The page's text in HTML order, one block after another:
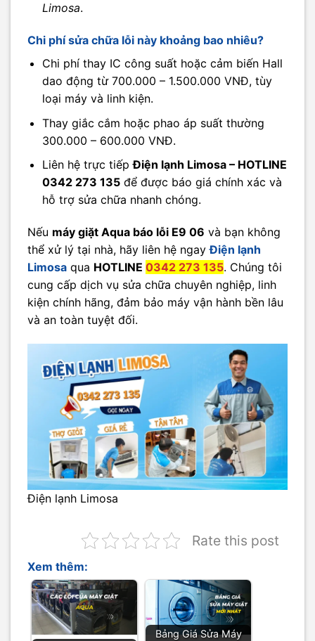
Limosa.
Chi phí sửa chữa lỗi này khoảng bao nhiêu?
Chi phí thay IC công suất hoặc cảm biến Hall
dao động từ 700.000 – 1.500.000 VNĐ, tùy
loại máy và linh kiện.
Thay giắc cắm hoặc phao áp suất thường
300.000 – 600.000 VNĐ.
Liên hệ trực tiếpĐiện lạnh Limosa – HOTLINE
0342 273 135để được báo giá chính xác và
hỗ trợ sửa chữa nhanh chóng.
Nếu máy giặt Aqua báo lỗi E9 06 và bạn không
thể xử lý tại nhà, hãy liên hệ ngayĐiện lạnh
Limosa qua HOTLINE 0342 273 135. Chúng tôi
cung cấp dịch vụ sửa chữa chuyên nghiệp, linh
kiện chính hãng, đảm bảo máy vận hành bền lâu
và an toàn tuyệt đối.
Điện lạnh Limosa
Rate this post
Xem thêm:
Bảng Giá Sửa Máy